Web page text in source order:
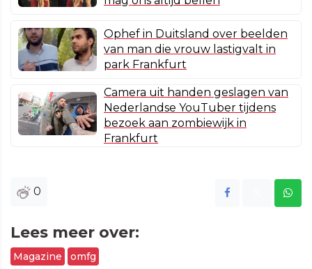
Ophef in Duitsland over beelden
van man die vrouw lastigvalt in
park Frankfurt
Camera uit handen geslagen van
Nederlandse YouTuber tijdens
bezoek aan zombiewijk in
Frankfurt
0
Lees meer over:
Magazine omfg